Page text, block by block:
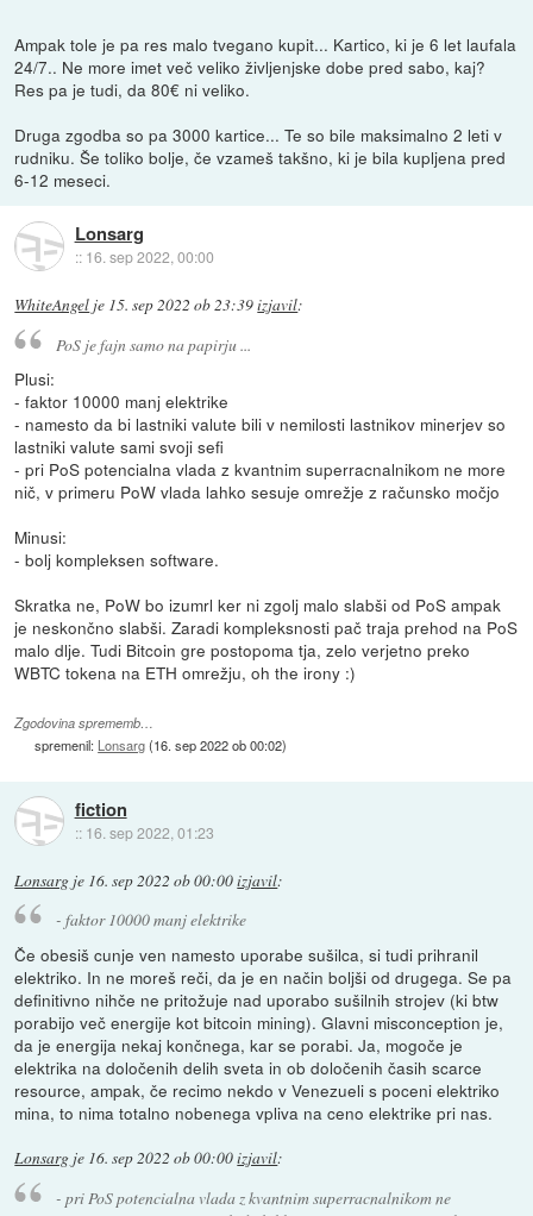
Ampak tole je pa res malo tvegano kupit... Kartico, ki je 6 let laufala
24/7.. Ne more imet več veliko življenjske dobe pred sabo, kaj?
Res pa je tudi, da 80€ ni veliko.
Druga zgodba so pa 3000 kartice... Te so bile maksimalno 2 leti v
rudniku. Še toliko bolje, če vzameš takšno, ki je bila kupljena pred
6-12 meseci.
Lonsarg
:: 16. sep 2022, 00:00
WhiteAngel je 15. sep 2022 ob 23:39izjavil:
PoS je fajn samo na papirju ...
Plusi:
- faktor 10000 manj elektrike
- namesto da bi lastniki valute bili v nemilosti lastnikov minerjev so
lastniki valute sami svoji sefi
- pri PoS potencialna vlada z kvantnim superracnalnikom ne more
nič, v primeru PoW vlada lahko sesuje omrežje z računsko močjo
Minusi:
- bolj kompleksen software.
Skratka ne, PoW bo izumrl ker ni zgolj malo slabši od PoS ampak
je neskončno slabši. Zaradi kompleksnosti pač traja prehod na PoS
malo dlje. Tudi Bitcoin gre postopoma tja, zelo verjetno preko
WBTC tokena na ETH omrežju, oh the irony :)
Zgodovina sprememb…
spremenil: Lonsarg(16. sep 2022 ob 00:02)
fiction
:: 16. sep 2022, 01:23
Lonsarg je 16. sep 2022 ob 00:00izjavil:
- faktor 10000 manj elektrike
Če obesiš cunje ven namesto uporabe sušilca, si tudi prihranil
elektriko. In ne moreš reči, da je en način boljši od drugega. Se pa
definitivno nihče ne pritožuje nad uporabo sušilnih strojev (ki btw
porabijo več energije kot bitcoin mining). Glavni misconception je,
da je energija nekaj končnega, kar se porabi. Ja, mogoče je
elektrika na določenih delih sveta in ob določenih časih scarce
resource, ampak, če recimo nekdo v Venezueli s poceni elektriko
mina, to nima totalno nobenega vpliva na ceno elektrike pri nas.
Lonsarg je 16. sep 2022 ob 00:00izjavil:
- pri PoS potencialna vlada z kvantnim superracnalnikom ne